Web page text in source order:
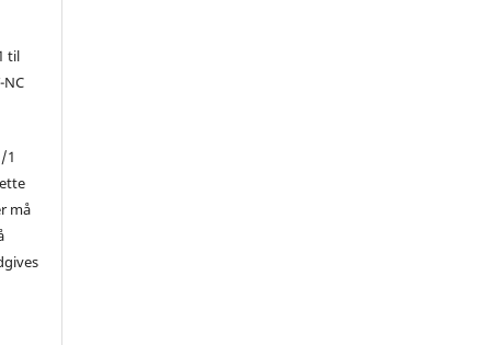
til
NC
1
må